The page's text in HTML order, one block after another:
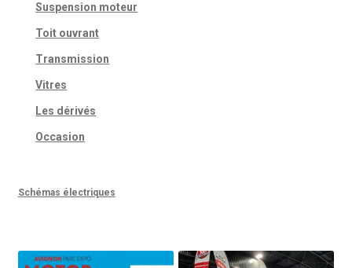
Suspension moteur
Toit ouvrant
Transmission
Vitres
Les dérivés
Occasion
Schémas électriques